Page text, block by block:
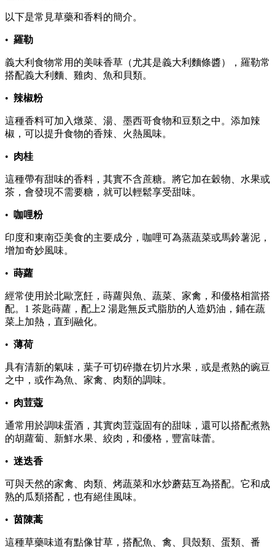
以下是常見草藥和香料的簡介。
• 羅勒
義大利食物常用的美味香草（尤其是義大利麵條醬），羅勒常
搭配義大利麵、雞肉、魚和貝類。
• 辣椒粉
這種香料可加入燉菜、湯、墨西哥食物和豆類之中。添加辣
椒，可以提升食物的香辣、火熱風味。
• 肉桂
這種帶有甜味的香料，其實不含蔗糖。將它加在穀物、水果或
茶，會發現不需要糖，就可以輕鬆享受甜味。
• 咖哩粉
印度和東南亞美食的主要成分，咖哩可為蒸蔬菜或馬鈴薯泥，
增加奇妙風味。
• 蒔蘿
經常使用於北歐烹飪，蒔蘿與魚、蔬菜、家禽，和優格相當搭
配。1 茶匙蒔蘿，配上2 湯匙無反式脂肪的人造奶油，鋪在蔬
菜上加熱，直到融化。
• 薄荷
具有清新的氣味，葉子可切碎撒在切片水果，或是煮熟的豌豆
之中，或作為魚、家禽、肉類的調味。
• 肉荳蔻
通常用於調味蛋酒，其實肉荳蔻固有的甜味，還可以搭配煮熟
的胡蘿蔔、新鮮水果、絞肉，和優格，豐富味蕾。
• 迷迭香
可與天然的家禽、肉類、烤蔬菜和水炒蘑菇互為搭配。它和成
熟的瓜類搭配，也有絕佳風味。
• 茵陳蒿
這種草藥味道有點像甘草，搭配魚、禽、貝殼類、蛋類、番